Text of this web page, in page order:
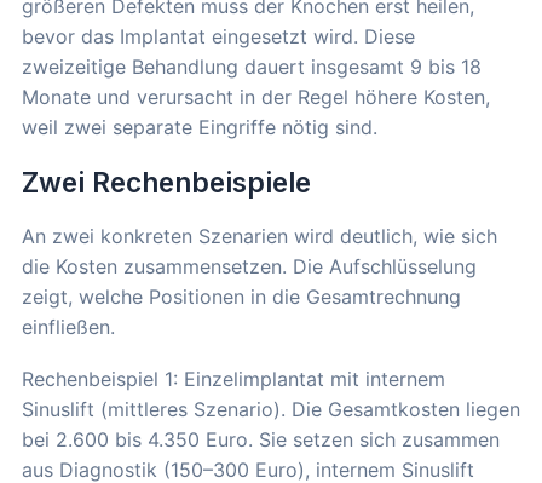
größeren Defekten muss der Knochen erst heilen,
bevor das Implantat eingesetzt wird. Diese
zweizeitige Behandlung dauert insgesamt 9 bis 18
Monate und verursacht in der Regel höhere Kosten,
weil zwei separate Eingriffe nötig sind.
Zwei Rechenbeispiele
An zwei konkreten Szenarien wird deutlich, wie sich
die Kosten zusammensetzen. Die Aufschlüsselung
zeigt, welche Positionen in die Gesamtrechnung
einfließen.
Rechenbeispiel 1: Einzelimplantat mit internem
Sinuslift (mittleres Szenario). Die Gesamtkosten liegen
bei 2.600 bis 4.350 Euro. Sie setzen sich zusammen
aus Diagnostik (150–300 Euro), internem Sinuslift